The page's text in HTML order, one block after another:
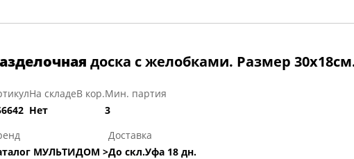
доска с желобками. Размер
На складе
Нет
В кор.Мин. партия
3
МУЛЬТИДОМ >
Доставка
До скл.Уфа 18 дн.